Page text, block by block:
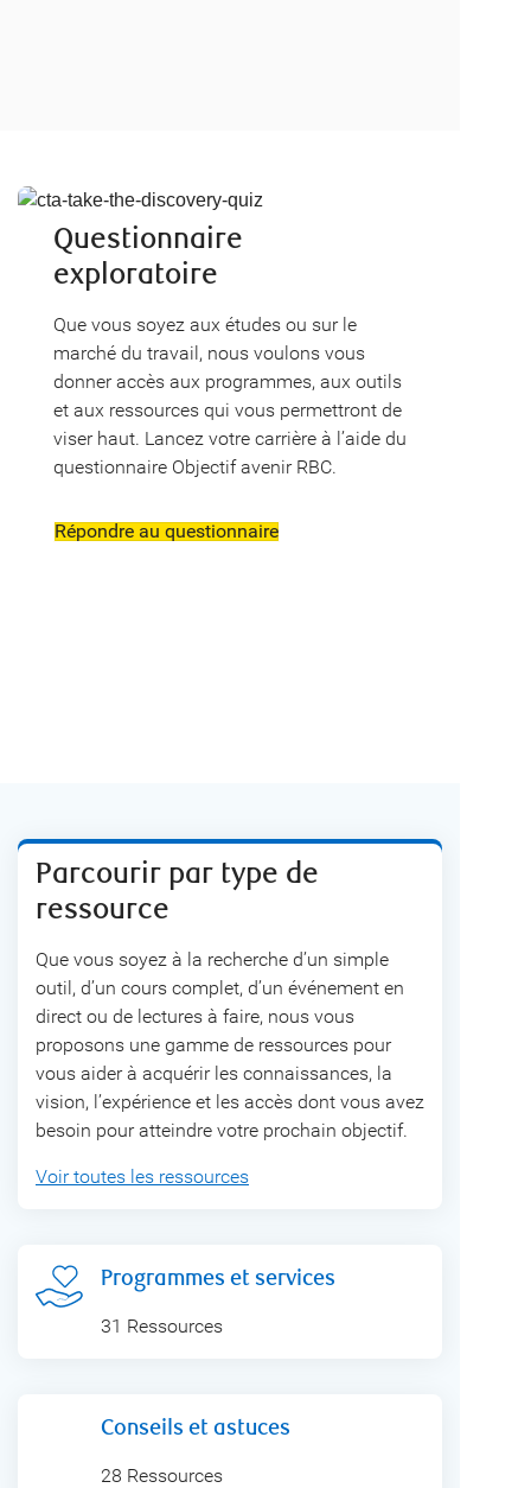
Questionnaire
exploratoire
Que vous soyez aux études ou sur le
marché du travail, nous voulons vous
donner accès aux programmes, aux outils
et aux ressources qui vous permettront de
viser haut. Lancez votre carrière à l’aide du
questionnaire Objectif avenir RBC.
Répondre au questionnaire
Parcourir par type de
ressource
Que vous soyez à la recherche d’un simple
outil, d’un cours complet, d’un événement en
direct ou de lectures à faire, nous vous
proposons une gamme de ressources pour
vous aider à acquérir les connaissances, la
vision, l’expérience et les accès dont vous avez
besoin pour atteindre votre prochain objectif.
Voir toutes les ressources
Programmes et services
31 Ressources
Conseils et astuces
28 Ressources